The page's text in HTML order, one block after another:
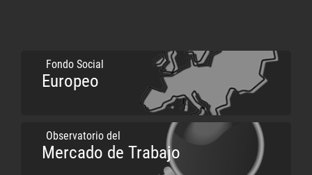
Fondo Social
Europeo
Observatorio del
Mercado de Trabajo